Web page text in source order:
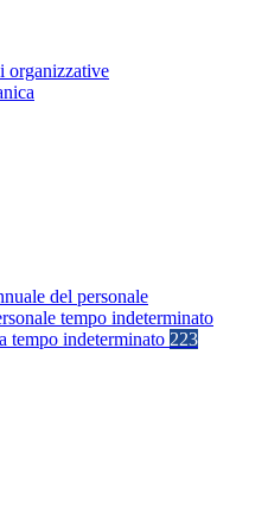
organizzative
del personale
tempo indeterminato
tempo indeterminato 223